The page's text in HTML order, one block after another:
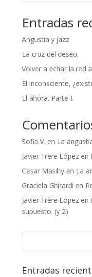
Entradas
Angustia y jazz
La cruz del deseo
Volver a echar la red
El inconsciente,
El ahora. Parte I.
Sofia V. en La
Javier Frère Lópezen
Cesar Masihyen La
Graciela Ghirardi en
Javier Frère Lópezen
supuesto. (y 2)
Entradas